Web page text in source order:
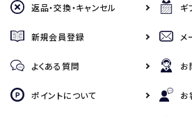
返品・交換・キャンセル ギ
新規会員登録 メ
よくある質問 お
ポイントについて お